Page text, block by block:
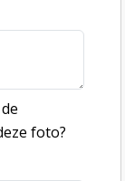
foto?